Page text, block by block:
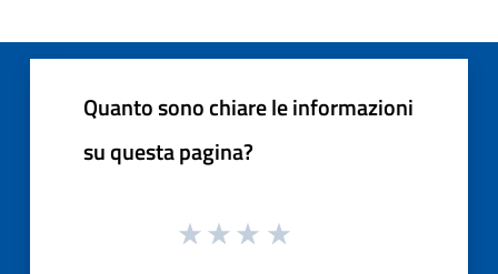
Quanto sono chiare le informazioni
su questa pagina?